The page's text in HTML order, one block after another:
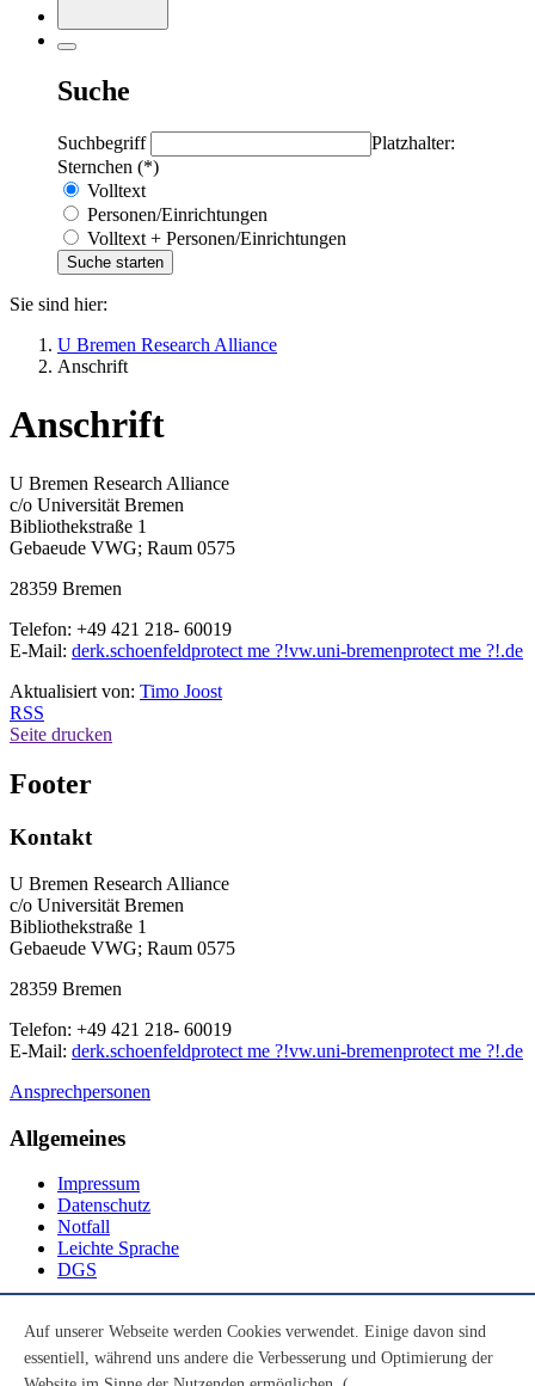
Suche
Suchbegriff
Platzhalter:
Sternchen (*)
Volltext
Personen/Einrichtungen
Volltext + Personen/Einrichtungen
Sie sind hier:
U Bremen Research Alliance
Anschrift
Anschrift
U Bremen Research Alliance
c/o Universität Bremen
Bibliothekstraße 1
Gebaeude VWG; Raum 0575
28359 Bremen
Telefon: +49 421 218- 60019
E-Mail: derk.schoenfeldprotect me ?!vw.uni-bremenprotect me ?!.de
Aktualisiert von: Timo Joost
RSS
Seite drucken
Footer
Kontakt
U Bremen Research Alliance
c/o Universität Bremen
Bibliothekstraße 1
Gebaeude VWG; Raum 0575
28359 Bremen
Telefon: +49 421 218- 60019
E-Mail: derk.schoenfeldprotect me ?!vw.uni-bremenprotect me ?!.de
Ansprechpersonen
Allgemeines
Impressum
Datenschutz
Notfall
Leichte Sprache
DGS
Youtube
Auf unserer Webseite werden Cookies verwendet. Einige davon sind
essentiell, während uns andere die Verbesserung und Optimierung der